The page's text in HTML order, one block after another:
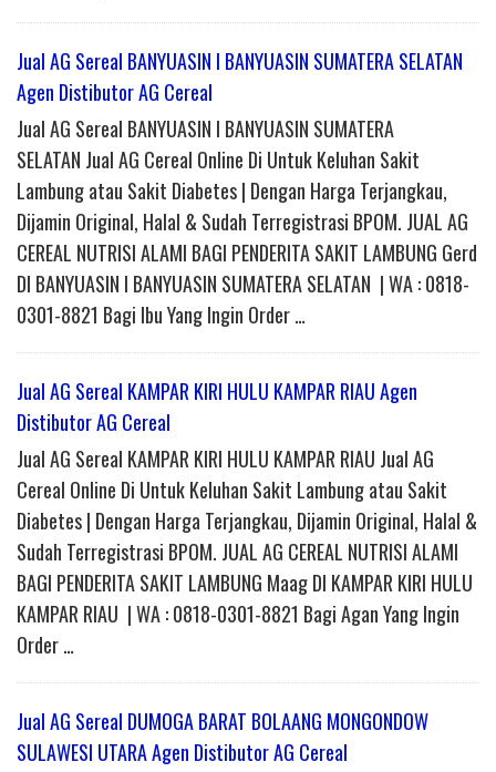
Jual AG Sereal BANYUASIN I BANYUASIN SUMATERA SELATAN
Agen Distibutor AG Cereal
Jual AG Sereal BANYUASIN I BANYUASIN SUMATERA
SELATAN Jual AG Cereal Online Di Untuk Keluhan Sakit
Lambung atau Sakit Diabetes | Dengan Harga Terjangkau,
Dijamin Original, Halal & Sudah Terregistrasi BPOM. JUAL AG
CEREAL NUTRISI ALAMI BAGI PENDERITA SAKIT LAMBUNG Gerd
DI BANYUASIN I BANYUASIN SUMATERA SELATAN | WA : 0818-
0301-8821 Bagi Ibu Yang Ingin Order …
Jual AG Sereal KAMPAR KIRI HULU KAMPAR RIAU Agen
Distibutor AG Cereal
Jual AG Sereal KAMPAR KIRI HULU KAMPAR RIAU Jual AG
Cereal Online Di Untuk Keluhan Sakit Lambung atau Sakit
Diabetes | Dengan Harga Terjangkau, Dijamin Original, Halal &
Sudah Terregistrasi BPOM. JUAL AG CEREAL NUTRISI ALAMI
BAGI PENDERITA SAKIT LAMBUNG Maag DI KAMPAR KIRI HULU
KAMPAR RIAU | WA : 0818-0301-8821 Bagi Agan Yang Ingin
Order …
Jual AG Sereal DUMOGA BARAT BOLAANG MONGONDOW
SULAWESI UTARA Agen Distibutor AG Cereal